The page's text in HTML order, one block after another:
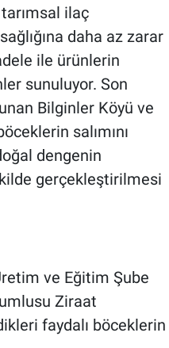
ilaç
daha az zarar
ile ürünlerin
sunuluyor. Son
Bilginler Köyü ve
salımını
dengenin
gerçekleştirilmesi
ve Eğitim Şube
Ziraat
faydalı böceklerin